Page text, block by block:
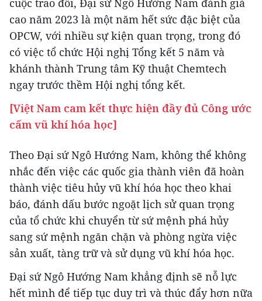
cuộc trao đổi, Đại sứ Ngô Hướng Nam đánh giá
cao năm 2023 là một năm hết sức đặc biệt của
OPCW, với nhiều sự kiện quan trọng, trong đó
có việc tổ chức Hội nghị Tổng kết 5 năm và
khánh thành Trung tâm Kỹ thuật Chemtech
ngay trước thềm Hội nghị tổng kết.
[Việt Nam cam kết thực hiện đầy đủ Công ước
cấm vũ khí hóa học]
Theo Đại sứ Ngô Hướng Nam, không thể không
nhắc đến việc các quốc gia thành viên đã hoàn
thành việc tiêu hủy vũ khí hóa học theo khai
báo, đánh dấu bước ngoặt lịch sử quan trọng
của tổ chức khi chuyển từ sứ mệnh phá hủy
sang sứ mệnh ngăn chặn và phòng ngừa việc
sản xuất, tàng trữ và sử dụng vũ khí hóa học.
Đại sứ Ngô Hướng Nam khẳng định sẽ nỗ lực
hết mình để tiếp tục duy trì và thúc đẩy hơn nữa